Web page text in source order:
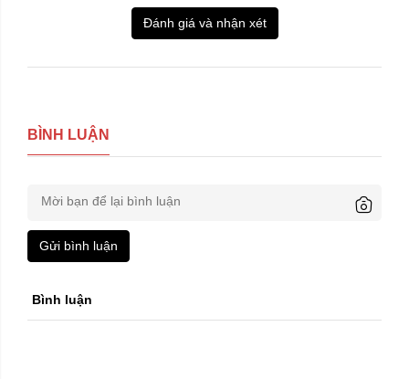
Đánh giá và nhận xét
BÌNH LUẬN
Gửi bình luận
Bình luận